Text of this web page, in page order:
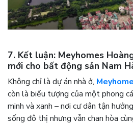
7. Kết luận: Meyhomes
mới cho bất động sản Nam
Không chỉ là dự án nhà ở,
còn là biểu tượng của một phong
minh và xanh – nơi cư dân tận
sống đô thị nhưng vẫn chan hòa